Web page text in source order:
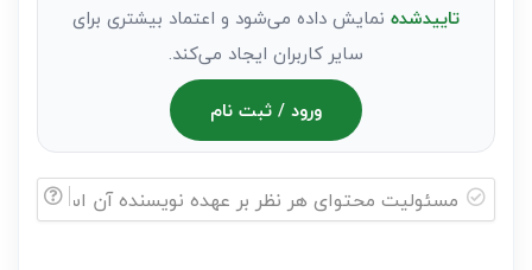
تاییدشده نمایش داده می‌شود و اعتماد بیشتری برای
سایر کاربران ایجاد می‌کند.
ورود / ثبت نام